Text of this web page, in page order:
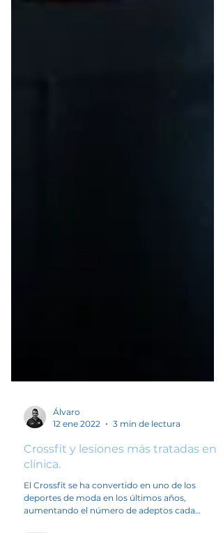
Álvaro
12 ene 2022
3 min de lectura
Crossfit y lesiones más tratadas en
clínica.
El Crossfit se ha convertido en uno de los